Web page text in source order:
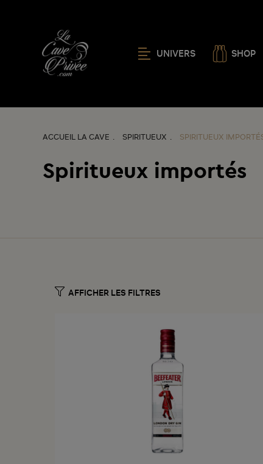
UNIVERS SHOP
ACCUEIL LA CAVE SPIRITUEUX SPIRITUEUX
Spiritueux importés